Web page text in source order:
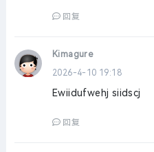
回复
Kimagure
2026-4-10 19:18
Ewiidufwehj siidscj
回复